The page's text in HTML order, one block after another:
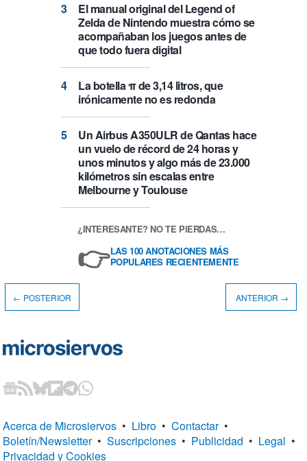
El manual original del Legend of
Zelda de Nintendo muestra cómo se
acompañaban los juegos antes de
que todo fuera digital
La botella π de 3,14 litros, que
irónicamente no es redonda
Un Airbus A350ULR de Qantas hace
un vuelo de récord de 24 horas y
unos minutos y algo más de 23.000
kilómetros sin escalas entre
Melbourne y Toulouse
¿INTERESANTE? NO TE PIERDAS…
👉LAS 100 ANOTACIONES MÁS
POPULARES RECIENTEMENTE
← POSTERIOR ANTERIOR →
Acerca de Microsiervos • Libro • Contactar •
Boletín/Newsletter • Suscripciones • Publicidad • Legal •
Privacidad y Cookies